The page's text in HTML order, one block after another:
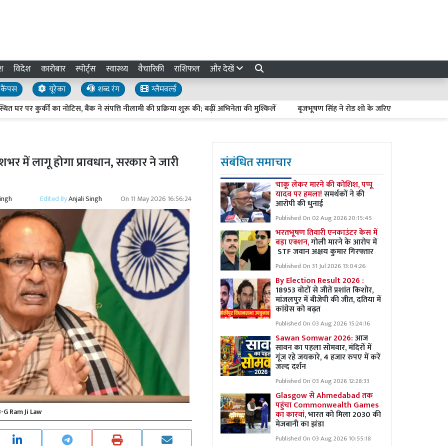
विदेश कारोबार स्पोर्ट्स स्वास्थ्य वैचारिकी राशिफल और देखें
यूरेका शब्द रंग
ग्लैमवर्ल्ड
कुर्की का नोटिस, बैंक ने संपत्ति नीलामी की प्रक्रिया शुरू की; बढ़ीं अभिनेता की मुश्किलें
बृजभूषण सिंह ने रोड शो के जरिए दिखाई ताकत, साधू-संतों
में लागू होगा प्रावधान, सरकार ने जारी
Edited ByAnjali Singh On 11 May 2026 16:56:24
G Ram Ji Law
संबंधित समाचार
चाकू लेकर मारने की कोशिश, पप्पू
यादव पर हमला!समर्थकों ने की
आरोपी की धुनाई
Published On 02 Aug 2026 20:15:45
भरतभूषण तिवारी एनकाउंटर केस में
बड़ा एक्शन,गोली मारने के आरोप में
STF जवान अक्षय कुमार गिरफ्तार
Published On 31 Jul 2026 13:04:26
By Election Result 2026 :
18953 वोटों से जीतें प्रशांत किशोर,
मांजलपुर में बीजेपी की जीत, दतिया में
कांग्रेस को बढ़त
Published On 03 Aug 2026 15:24:16
Sawan Somwar 2026:आज
सावन का पहला सोमवार, मंदिरों में
गूंज रहे जयकारे, 4 हजार रुपए में करें
जल्द दर्शन
Published On 03 Aug 2026 12:28:33
Glasgow से Ahmedabad तक
पहुंचा Commonwealth Games
का कारवां,भारत को मिला 2030 की
मेजबानी का झंडा
Published On 03 Aug 2026 10:55:18